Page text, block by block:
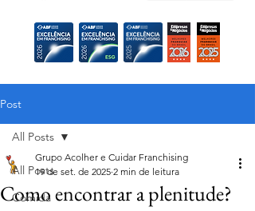
Post
All Posts
Comida
All Posts
Como encontrar a plenitude?
Grupo Acolher e Cuidar Franchising
19 de set. de 2025 2 min de leitura